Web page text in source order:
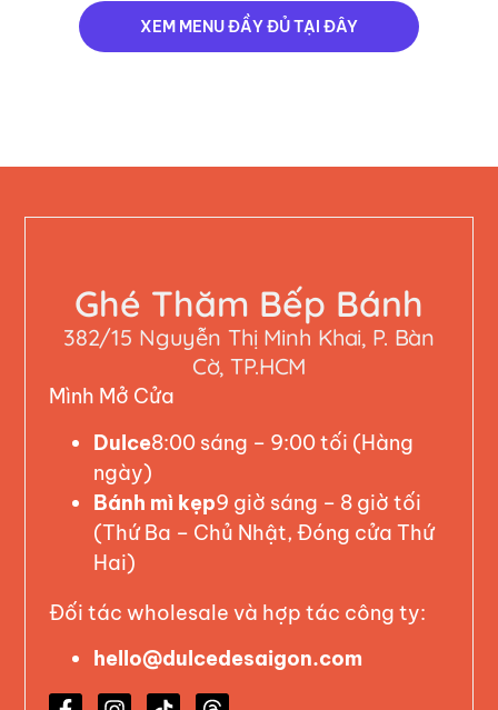
XEM MENU ĐẦY ĐỦ TẠI ĐÂY
Ghé Thăm Bếp Bánh
382/15 Nguyễn Thị Minh Khai, P. Bàn
Cờ, TP.HCM
Mình Mở Cửa
Dulce8:00 sáng – 9:00 tối (Hàng
ngày)
Bánh mì kẹp9 giờ sáng – 8 giờ tối
(Thứ Ba – Chủ Nhật, Đóng cửa Thứ
Hai)
Đối tác wholesale và hợp tác công ty:
hello@dulcedesaigon.com